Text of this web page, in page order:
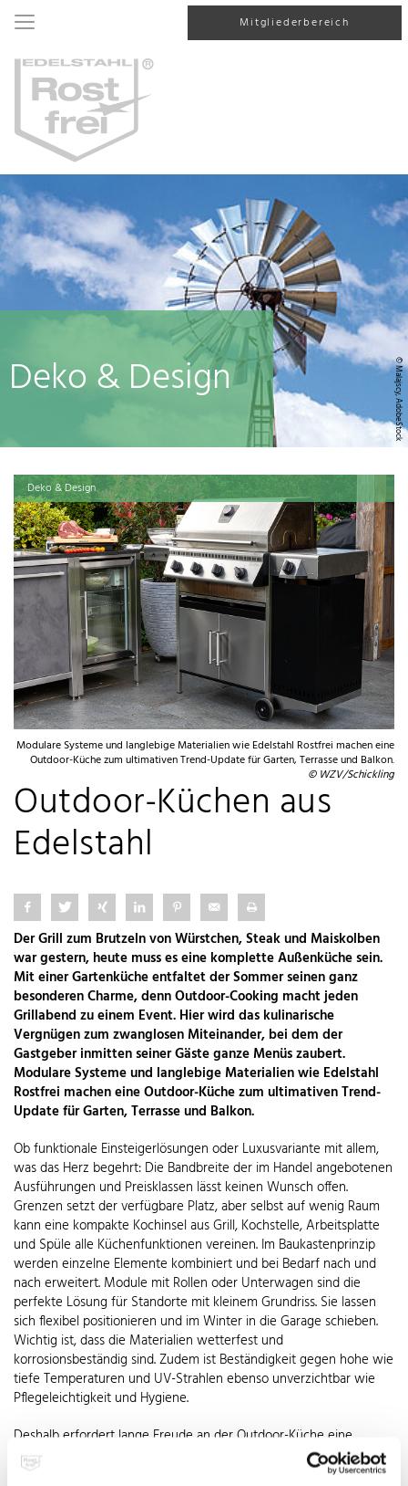
Mitgliederbereich
© Malajscy, AdobeStock
Deko & Design
Deko & Design
Modulare Systeme und langlebige Materialien wie Edelstahl Rostfrei machen eine
Outdoor-Küche zum ultimativen Trend-Update für Garten, Terrasse und Balkon.
© WZV/Schickling
Outdoor-Küchen aus
Edelstahl
Der Grill zum Brutzeln von Würstchen, Steak und Maiskolben
war gestern, heute muss es eine komplette Außenküche sein.
Mit einer Gartenküche entfaltet der Sommer seinen ganz
besonderen Charme, denn Outdoor-Cooking macht jeden
Grillabend zu einem Event. Hier wird das kulinarische
Vergnügen zum zwanglosen Miteinander, bei dem der
Gastgeber inmitten seiner Gäste ganze Menüs zaubert.
Modulare Systeme und langlebige Materialien wie Edelstahl
Rostfrei machen eineOutdoor-Küche zum ultimativen Trend-
Update für Garten, Terrasse und Balkon.
Ob funktionale Einsteigerlösungen oder Luxusvariante mit allem,
was das Herz begehrt: Die Bandbreite der im Handel angebotenen
Ausführungen und Preisklassen lässt keinen Wunsch offen.
Grenzen setzt der verfügbare Platz, aber selbst auf wenig Raum
kann eine kompakte Kochinsel aus Grill, Kochstelle, Arbeitsplatte
und Spüle alle Küchenfunktionen vereinen. Im Baukastenprinzip
werden einzelne Elemente kombiniert und bei Bedarf nach und
nach erweitert. Module mit Rollen oder Unterwagen sind die
perfekte Lösung für Standorte mit kleinem Grundriss. Sie lassen
sich flexibel positionieren und im Winter in die Garage schieben.
Wichtig ist, dass die Materialien wetterfest und
korrosionsbeständig sind. Zudem ist Beständigkeit gegen hohe wie
tiefe Temperaturen und UV-Strahlen ebenso unverzichtbar wie
Pflegeleichtigkeit und Hygiene.
Deshalb erfordert lange Freude an der Outdoor-Küche eine
ähnlich sorgfältige Planung und Materialwahl wie eine normale
Einbauküche. Das beginnt mit dem Standort, seiner Größe, Lage